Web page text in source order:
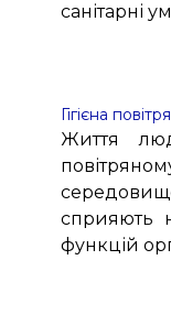
санітарні
Гігієна
Життя
сприяють
функцій